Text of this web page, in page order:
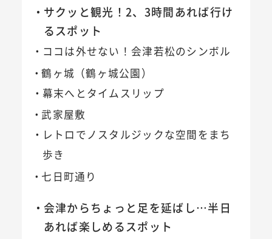
サクッと観光！2、3時間あれば行け
るスポット
ココは外せない！会津若松のシンボル
鶴ヶ城（鶴ヶ城公園）
幕末へとタイムスリップ
武家屋敷
レトロでノスタルジックな空間をまち
歩き
七日町通り
会津からちょっと足を延ばし…半日
あれば楽しめるスポット